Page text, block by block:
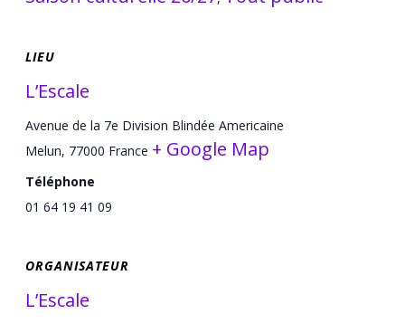
LIEU
L’Escale
Avenue de la 7e Division Blindée Americaine
Melun, 77000 France + Google Map
Téléphone
01 64 19 41 09
ORGANISATEUR
L’Escale